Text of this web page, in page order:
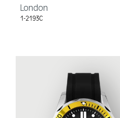
London
1-2193C